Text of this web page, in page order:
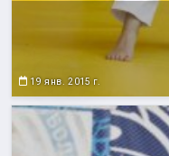
19 янв. 2015 г.